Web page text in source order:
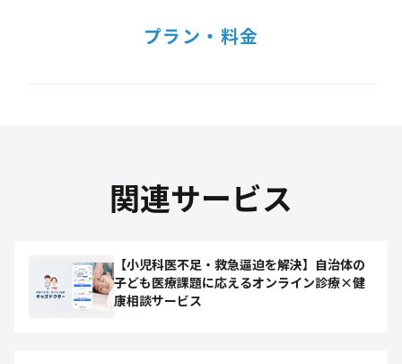
プラン・料金
関連サービス
【小児科医不足・救急逼迫を解決】自治体の
子ども医療課題に応えるオンライン診療×健
康相談サービス